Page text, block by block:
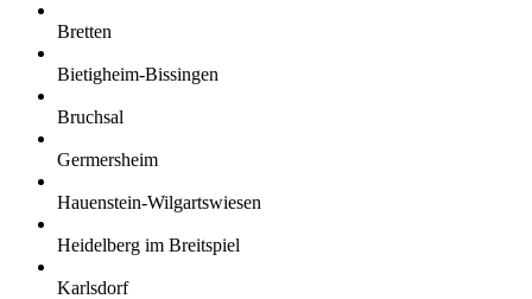
Bretten
Bietigheim-Bissingen
Bruchsal
Germersheim
Hauenstein-Wilgartswiesen
Heidelberg im Breitspiel
Karlsdorf